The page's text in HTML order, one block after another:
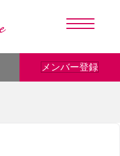
メンバー登録